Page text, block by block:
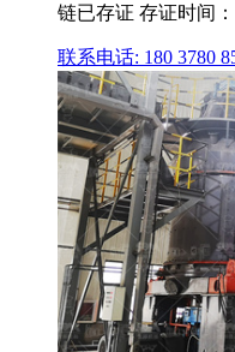
链已存证 存证时间
联系电话: 180 3780